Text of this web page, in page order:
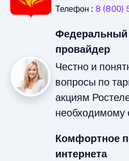
Телефон : 8 (800)
Федеральный
провайдер
Честно и
вопросы по
акциям
необходимому
Комфортное
интернета